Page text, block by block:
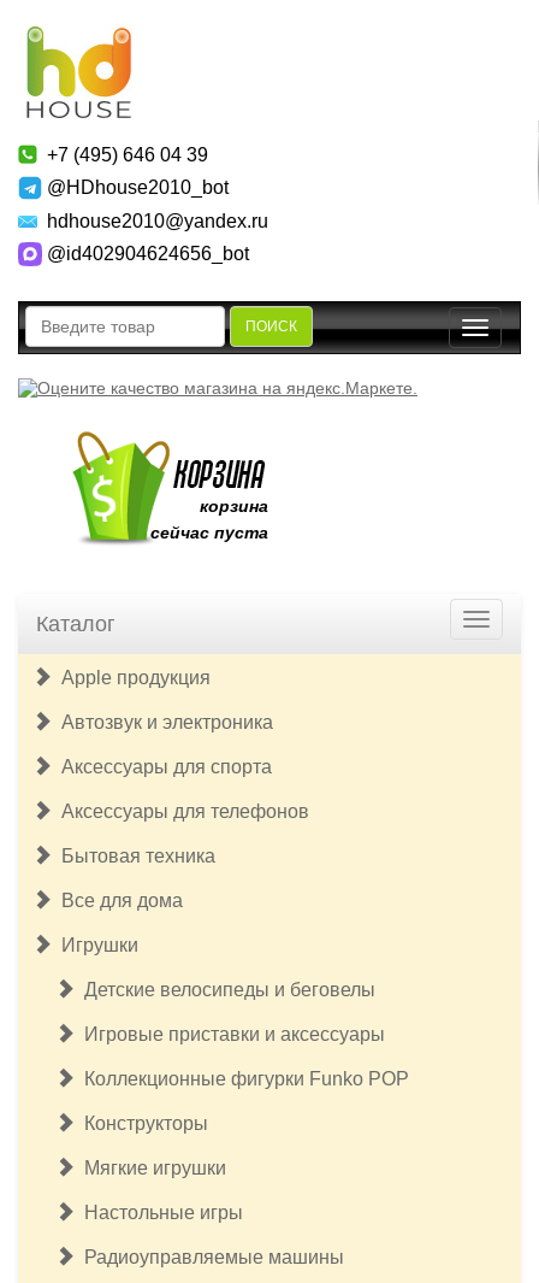
+7 (495) 646 04 39
@HDhouse2010_bot
hdhouse2010@yandex.ru
@id402904624656_bot
ПОИСК
Toggle
корзина
сейчас пуста
Каталог
Apple продукция
Автозвук и электроника
Аксессуары для спорта
Аксессуары для телефонов
Бытовая техника
Все для дома
Игрушки
Детские велосипеды и беговелы
Игровые приставки и аксессуары
Коллекционные фигурки Funko POP
Конструкторы
Мягкие игрушки
Настольные игры
Радиоуправляемые машины